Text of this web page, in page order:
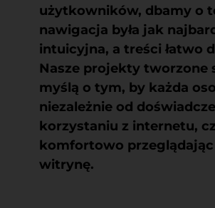
użytkowników, dbamy o
nawigacja była jak
intuicyjna, a treści łatwo
Nasze projekty tworzone
myślą o tym, by każda
niezależnie od
korzystaniu z internetu,
komfortowo przeglądając
witrynę.